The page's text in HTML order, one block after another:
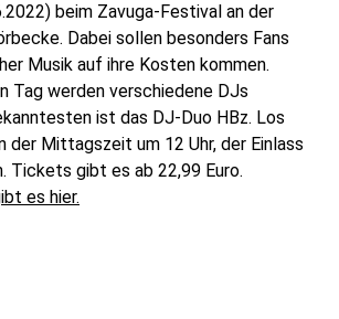
beim Zavuga-Festival an der
Dabei sollen besonders Fans
Musik auf ihre Kosten kommen.
Tag werden verschiedene DJs
ist das DJ-Duo HBz. Los
der Mittagszeit um 12 Uhr, der Einlass
Tickets gibt es ab 22,99 Euro.
es hier.